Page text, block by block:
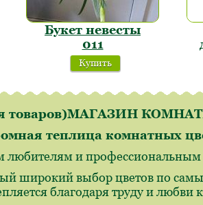
Букет невесты
011
Купить
товаров)МАГАЗИН
теплица комнатных
любителям и профессиональным
широкий выбор цветов по
благодаря труду и